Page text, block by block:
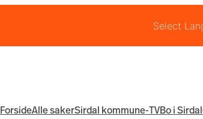
ForsideAlle sakerSirdal kommune-TVBo i Sirdal